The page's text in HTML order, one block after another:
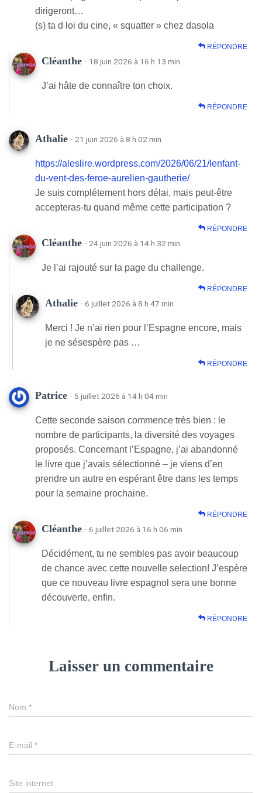
dirigeront…
(s) ta d loi du cine, « squatter » chez dasola
RÉPONDRE
Cléanthe · 18 juin 2026 à 16 h 13 min
J’ai hâte de connaître ton choix.
RÉPONDRE
Athalie · 21 juin 2026 à 8 h 02 min
https://aleslire.wordpress.com/2026/06/21/lenfant-
du-vent-des-feroe-aurelien-gautherie/
Je suis complétement hors délai, mais peut-être
accepteras-tu quand même cette participation ?
RÉPONDRE
Cléanthe · 24 juin 2026 à 14 h 32 min
Je l’ai rajouté sur la page du challenge.
RÉPONDRE
Athalie · 6 juillet 2026 à 8 h 47 min
Merci ! Je n’ai rien pour l’Espagne encore, mais
je ne sésespère pas …
RÉPONDRE
Patrice · 5 juillet 2026 à 14 h 04 min
Cette seconde saison commence très bien : le
nombre de participants, la diversité des voyages
proposés. Concernant l’Espagne, j’ai abandonné
le livre que j’avais sélectionné – je viens d’en
prendre un autre en espérant être dans les temps
pour la semaine prochaine.
RÉPONDRE
Cléanthe · 6 juillet 2026 à 16 h 06 min
Décidément, tu ne sembles pas avoir beaucoup
de chance avec cette nouvelle selection! J’espère
que ce nouveau livre espagnol sera une bonne
découverte, enfin.
RÉPONDRE
Laisser un commentaire
Nom *
E-mail *
Site internet